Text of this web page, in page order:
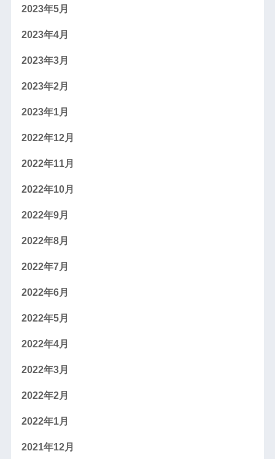
2023年5月
2023年4月
2023年3月
2023年2月
2023年1月
2022年12月
2022年11月
2022年10月
2022年9月
2022年8月
2022年7月
2022年6月
2022年5月
2022年4月
2022年3月
2022年2月
2022年1月
2021年12月